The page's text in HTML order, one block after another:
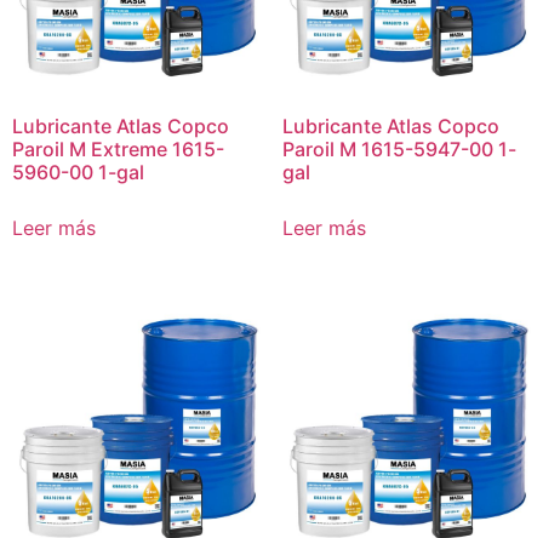
Lubricante Atlas Copco
Paroil M Extreme 1615-
5960-00 1-gal
Leer más
Lubricante Atlas Copco
Paroil M 1615-5947-00 1-
gal
Leer más